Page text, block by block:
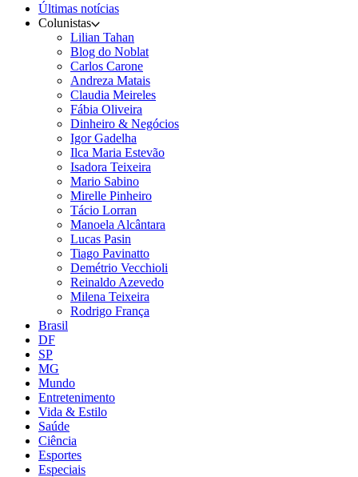
Últimas notícias
Colunistas
Lilian Tahan
Blog do Noblat
Carlos Carone
Andreza Matais
Claudia Meireles
Fábia Oliveira
Dinheiro & Negócios
Igor Gadelha
Ilca Maria Estevão
Isadora Teixeira
Mario Sabino
Mirelle Pinheiro
Tácio Lorran
Manoela Alcântara
Lucas Pasin
Tiago Pavinatto
Demétrio Vecchioli
Reinaldo Azevedo
Milena Teixeira
Rodrigo França
Brasil
DF
SP
MG
Mundo
Entretenimento
Vida & Estilo
Saúde
Ciência
Esportes
Especiais